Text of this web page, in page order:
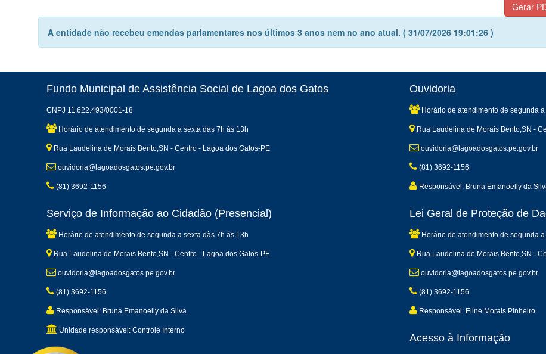
A entidade não recebeu emendas parlamentares nos últimos 3 anos nem no ano atual. ( 31/07/2026 19:01:26 )
Fundo Municipal de Assistência Social de Lagoa dos Gatos
CNPJ 11.622.493/0001-18
Horário de atendimento de segunda a sexta dàs 7h às 13h
Rua Laudelina de Morais Bento,SN - Centro - Lagoa dos Gatos-PE
ouvidoria@lagoadosgatos.pe.gov.br
(81) 3692-1156
Ouvidoria
Horário de atendimento de segunda a
Rua Laudelina de Morais Bento,SN -
ouvidoria@lagoadosgatos.pe.gov.br
(81) 3692-1156
Responsável: Bruna Emanoelly da
Serviço de Informação ao Cidadão (Presencial)
Horário de atendimento de segunda a sexta dàs 7h às 13h
Rua Laudelina de Morais Bento,SN - Centro - Lagoa dos Gatos-PE
ouvidoria@lagoadosgatos.pe.gov.br
(81) 3692-1156
Responsável: Bruna Emanoelly da Silva
Unidade responsável: Controle Interno
Lei Geral de Proteção de
Horário de atendimento de segunda a
Rua Laudelina de Morais Bento,SN -
ouvidoria@lagoadosgatos.pe.gov.br
(81) 3692-1156
Responsável: Eline Morais Pinheiro
Acesso à Informação